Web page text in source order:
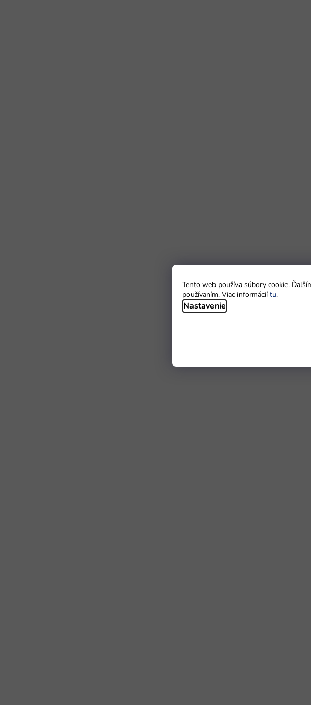
Tento web používa súbory cookie.
používaním. Viac informáciítu.
Nastavenie